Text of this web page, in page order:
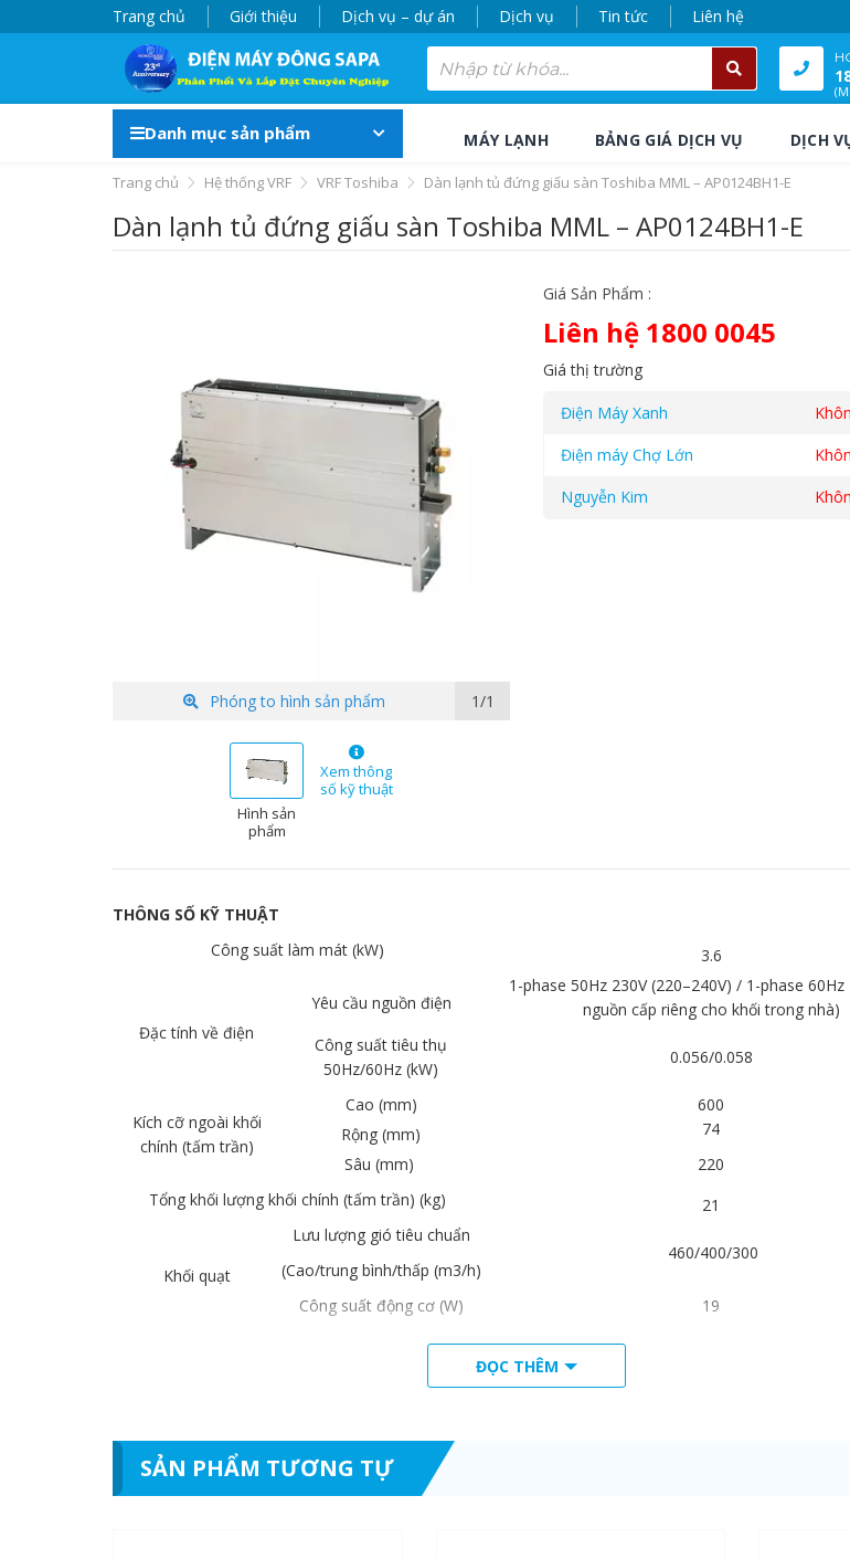
Trang chủ Giới thiệu Dịch vụ – dự án Dịch vụ Tin tức Liên hệ
Danh mục sản phẩm MÁY LẠNH BẢNG GIÁ DỊCH VỤ DỊCH
Trang chủ Hệ thống VRF VRF Toshiba Dàn lạnh tủ đứng giấu sàn Toshiba MML – AP0124BH1-E
Dàn lạnh tủ đứng giấu sàn Toshiba MML – AP0124BH1-E
Phóng to hình sản phẩm 1/1
Hình sản
phẩm
Xem thông
số kỹ thuật
Giá Sản Phẩm :
Liên hệ 1800 0045
Giá thị trường
Điện Máy Xanh
Điện máy Chợ Lớn
Nguyễn Kim
THÔNG SỐ KỸ THUẬT
Công suất làm mát (kW)
3.6
Đặc tính về điện
Yêu cầu nguồn điện
1-phase 50Hz 230V (220–240V) / 1-phase 60Hz
nguồn cấp riêng cho khối trong nhà)
Công suất tiêu thụ
50Hz/60Hz (kW)
0.056/0.058
Kích cỡ ngoài khối
chính (tấm trần)
Cao (mm)
600
Rộng (mm)
74
Sâu (mm)
220
Tổng khối lượng khối chính (tấm trần) (kg)
21
Khối quạt
Lưu lượng gió tiêu chuẩn
(Cao/trung bình/thấp (m3/h)
460/400/300
Công suất động cơ (W) 19
Phần khí (mm)
quy đổi) (mm)
Độ ồn (áp suất âm) (cao/trung bình/thấp) (dB(A))
ĐỌC THÊM
SẢN PHẨM TƯƠNG TỰ